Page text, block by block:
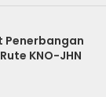
Penerbangan
KNO-JHN